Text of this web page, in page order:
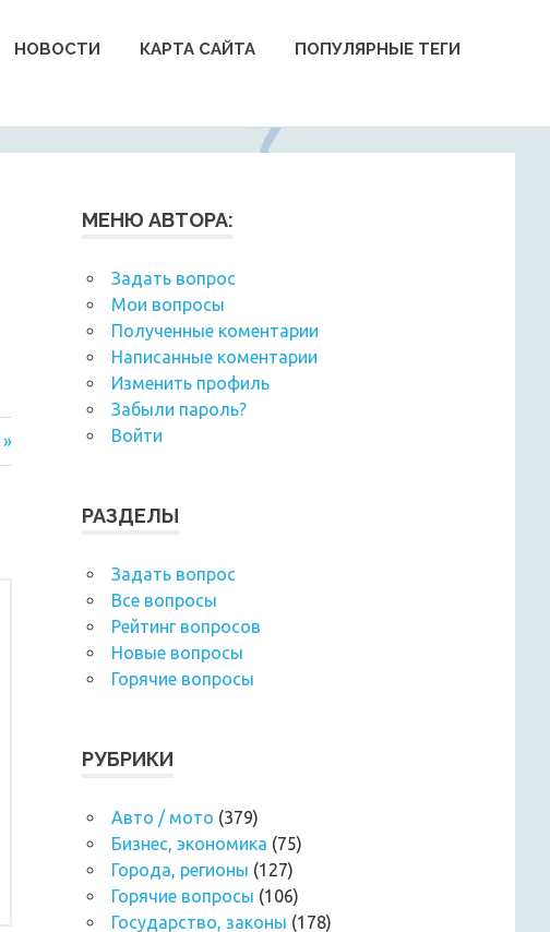
НОВОСТИ КАРТА САЙТА ПОПУЛЯРНЫЕ ТЕГИ
МЕНЮ АВТОРА:
Задать вопрос
Мои вопросы
Полученные коментарии
Написанные коментарии
Изменить профиль
Забыли пароль?
Войти
РАЗДЕЛЫ
Задать вопрос
Все вопросы
Рейтинг вопросов
Новые вопросы
Горячие вопросы
РУБРИКИ
Авто / мото (379)
Бизнес, экономика (75)
Города, регионы (127)
Горячие вопросы (106)
Государство, законы (178)